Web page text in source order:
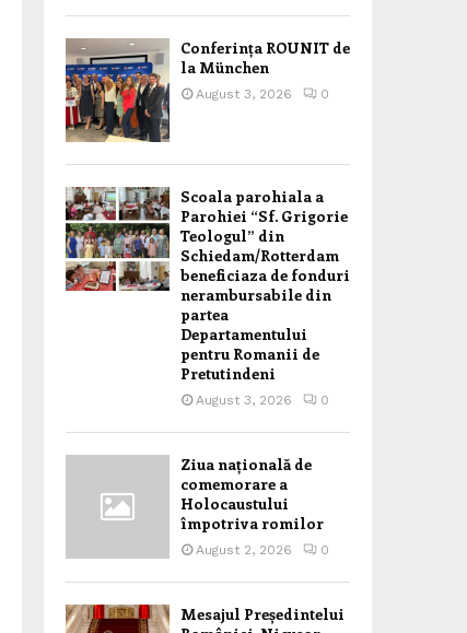
Conferința ROUNIT de
la München
August 3, 2026 0
Scoala parohiala a
Parohiei “Sf. Grigorie
Teologul” din
Schiedam/Rotterdam
beneficiaza de fonduri
nerambursabile din
partea
Departamentului
pentru Romanii de
Pretutindeni
August 3, 2026 0
Ziua națională de
comemorare a
Holocaustului
împotriva romilor
August 2, 2026 0
Mesajul Președintelui